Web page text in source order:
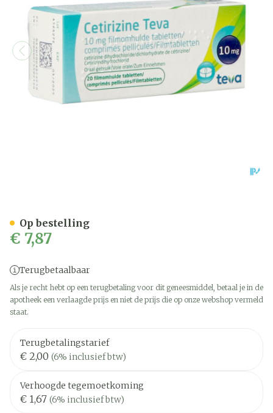
€ 7,87
Terugbetaalbaar
Als je recht hebt op een terugbetaling voor dit geneesmiddel, betaal je in de
apotheek een verlaagde prijs en niet de prijs die op onze webshop vermeld
staat.
Terugbetalingstarief
€ 2,00 (6% inclusief btw)
Verhoogde tegemoetkoming
€ 1,67 (6% inclusief btw)
Op bestelling